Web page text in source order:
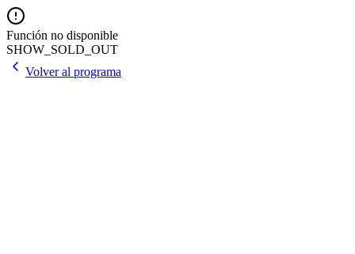
Función no disponible
SHOW_SOLD_OUT
Volver al programa